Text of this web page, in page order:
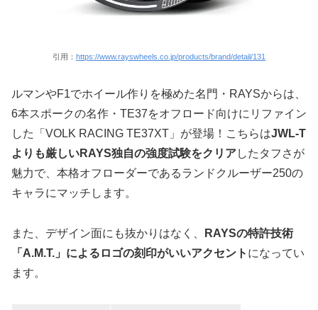
引用： https://www.rayswheels.co.jp/products/brand/detail/131
ルマンやF1でホイール作りを極めた名門・RAYSからは、
6本スポークの名作・TE37をオフロード向けにリファイン
した「VOLK RACING TE37XT」が登場！こちらはJWL-T
よりも厳しいRAYS独自の強度試験をクリアしたタフさが
魅力で、本格オフローダーであるランドクルーザー250の
キャラにマッチします。
また、デザイン面にも抜かりはなく、
RAYSの特許技術
「A.M.T.」によるロゴの刻印がいいアクセント になってい
ます。